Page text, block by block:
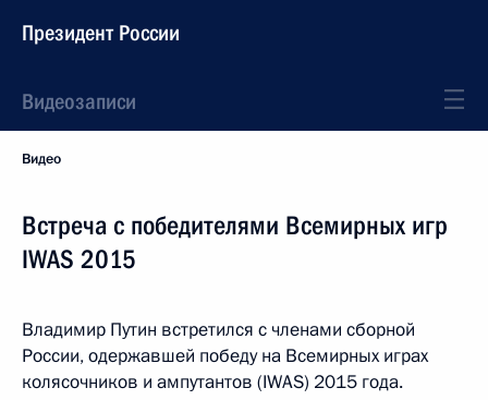
Президент России
Видеозаписи
Видео
Встреча с победителями Всемирных игр
IWAS 2015
Владимир Путин встретился с членами сборной
России, одержавшей победу на Всемирных играх
колясочников и ампутантов (IWAS) 2015 года.